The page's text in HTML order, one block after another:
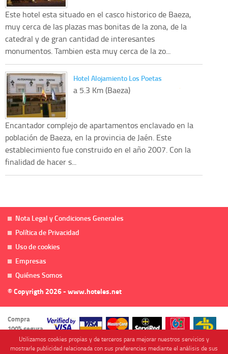
Este hotel esta situado en el casco historico de Baeza,
muy cerca de las plazas mas bonitas de la zona, de la
catedral y de gran cantidad de interesantes
monumentos. Tambien esta muy cerca de la zo...
Hotel Alojamiento Los Poetas
a 5.3 Km (Baeza)
Encantador complejo de apartamentos enclavado en la
población de Baeza, en la provincia de Jaén. Este
establecimiento fue construido en el año 2007. Con la
finalidad de hacer s...
Nota Legal y Condiciones Generales
Política de Privacidad
Uso de cookies
Empresas
Quiénes Somos
© Copyrigth 2026 - www.hoteles.net
Compra
100% segura
Utilizamos cookies propias y de terceros para mejorar nuestros servicios y
mostrarle publicidad relacionada con sus preferencias mediante el análisis de sus